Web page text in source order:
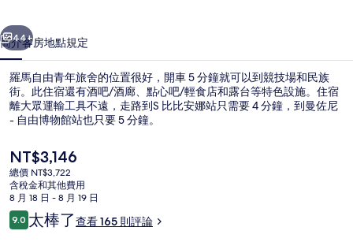
舍
的
相
片
個 下一個
44+
簡介客房地點規定
羅馬自由青年旅舍的位置很好，開車 5 分鐘就可以到競技場和民族
街。此住宿還有酒吧/酒廊、點心吧/輕食店和露台等特色設施。住宿
離大眾運輸工具不遠，走路到S 比比安娜站只需要 4 分鐘，到曼佐尼
- 自由博物館站也只要 5 分鐘。
目
前
的
價
格
是
NT$3,146
總價 NT$3,722
含稅金和其他費用
8 月 18 日 - 8 月 19 日
評
論
9.09.0 分，滿分 10 分，
太棒了查看 165 則評論